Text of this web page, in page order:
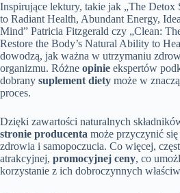
Inspirujące lektury, takie jak „The
to Radiant Health, Abundant Energy,
Mind” Patricia Fitzgerald czy „Clean:
Restore the Body’s Natural Ability to
dowodzą, jak ważna w utrzymaniu
organizmu. Różne opinie ekspertów
dobrany suplement diety może w
proces.
Dzięki zawartości naturalnych
stronie producenta może przyczynić
zdrowia i samopoczucia. Co więcej,
atrakcyjnej, promocyjnej ceny, co
korzystanie z ich dobroczynnych